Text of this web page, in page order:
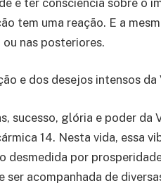
tem uma reação. E a
nas posteriores.
e dos desejos intensos da
sucesso, glória e poder da
14. Nesta vida, essa
desmedida por
acompanhada de